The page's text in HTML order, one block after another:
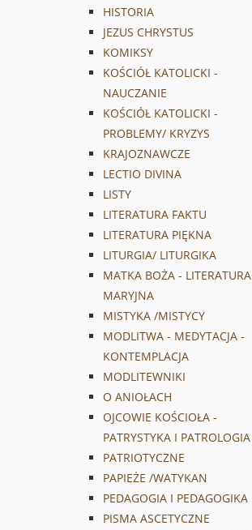
HISTORIA
JEZUS CHRYSTUS
KOMIKSY
KOŚCIÓŁ KATOLICKI -
NAUCZANIE
KOŚCIÓŁ KATOLICKI -
PROBLEMY/ KRYZYS
KRAJOZNAWCZE
LECTIO DIVINA
LISTY
LITERATURA FAKTU
LITERATURA PIĘKNA
LITURGIA/ LITURGIKA
MATKA BOŻA - LITERATURA
MARYJNA
MISTYKA /MISTYCY
MODLITWA - MEDYTACJA -
KONTEMPLACJA
MODLITEWNIKI
O ANIOŁACH
OJCOWIE KOŚCIOŁA -
PATRYSTYKA I PATROLOGIA
PATRIOTYCZNE
PAPIEŻE /WATYKAN
PEDAGOGIA I PEDAGOGIKA
PISMA ASCETYCZNE